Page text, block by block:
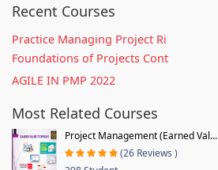
Recent Courses
Practice Managing Project Ri
Foundations of Projects Cont
AGILE IN PMP 2022
Most Related Courses
Project Management (Earned Val...
(26 Reviews )